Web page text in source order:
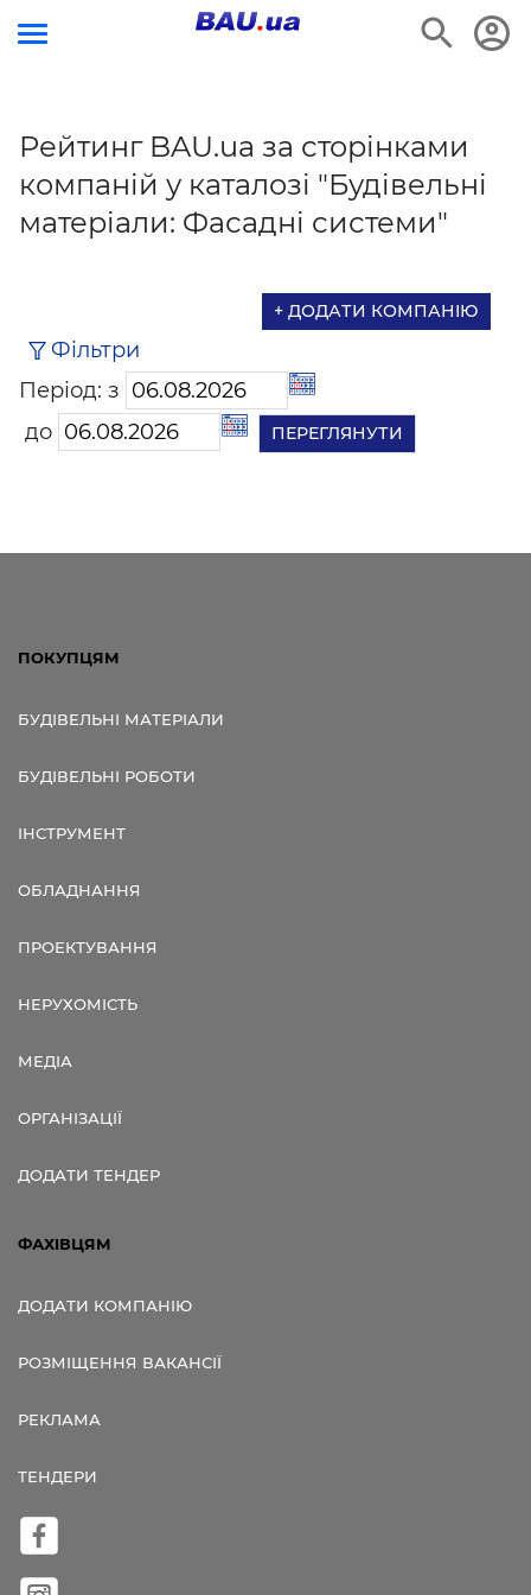
Рейтинг BAU.ua за сторінками
компаній у каталозі "Будівельні
матеріали: Фасадні системи"
+ ДОДАТИ КОМПАНІЮ
Фільтри
Період: з
до
ПОКУПЦЯМ
БУДІВЕЛЬНІ МАТЕРІАЛИ
БУДІВЕЛЬНІ РОБОТИ
ІНСТРУМЕНТ
ОБЛАДНАННЯ
ПРОЕКТУВАННЯ
НЕРУХОМІСТЬ
МЕДІА
ОРГАНІЗАЦІЇ
ДОДАТИ ТЕНДЕР
ФАХІВЦЯМ
ДОДАТИ КОМПАНІЮ
РОЗМІЩЕННЯ ВАКАНСІЇ
РЕКЛАМА
ТЕНДЕРИ